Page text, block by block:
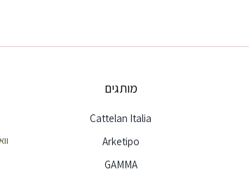
מותגים
Cattelan Italia
Arketipo
GAMMA